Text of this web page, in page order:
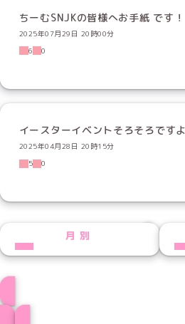
ちーむSNJKの皆様へお手紙 です！
2025年07月29日 20時00分
6
0
イースターイベントそろそろですよ
2025年04月28日 20時15分
5
0
NEXT
月別